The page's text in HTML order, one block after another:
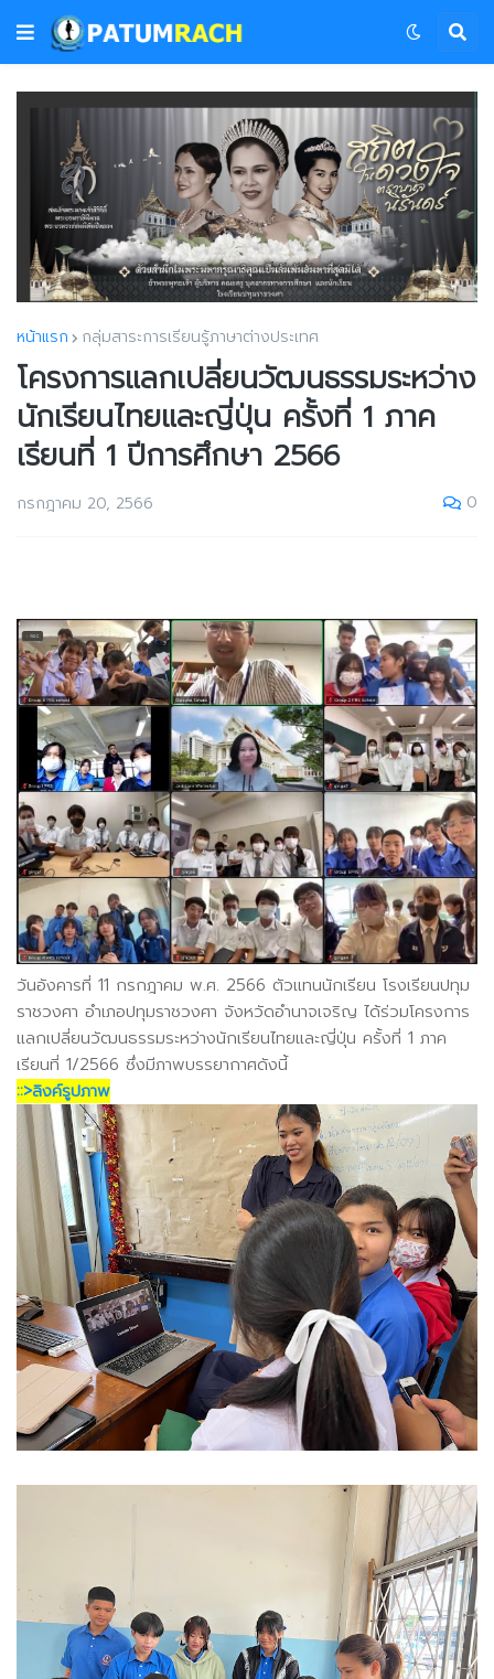
หน้าแรก กลุ่มสาระการเรียนรู้ภาษาต่างประเทศ
โครงการแลกเปลี่ยนวัฒนธรรมระหว่าง
นักเรียนไทยและญี่ปุ่น ครั้งที่ 1 ภาค
เรียนที่ 1 ปีการศึกษา 2566
กรกฎาคม 20, 2566 0
วันอังคารที่ 11 กรกฎาคม พ.ศ. 2566 ตัวแทนนักเรียน โรงเรียนปทุม
ราชวงศา อำเภอปทุมราชวงศา จังหวัดอำนาจเจริญ ได้ร่วมโครงการ
แลกเปลี่ยนวัฒนธรรมระหว่างนักเรียนไทยและญี่ปุ่น ครั้งที่ 1 ภาค
เรียนที่ 1/2566 ซึ่งมีภาพบรรยากาศดังนี้
::>ลิงค์รูปภาพ